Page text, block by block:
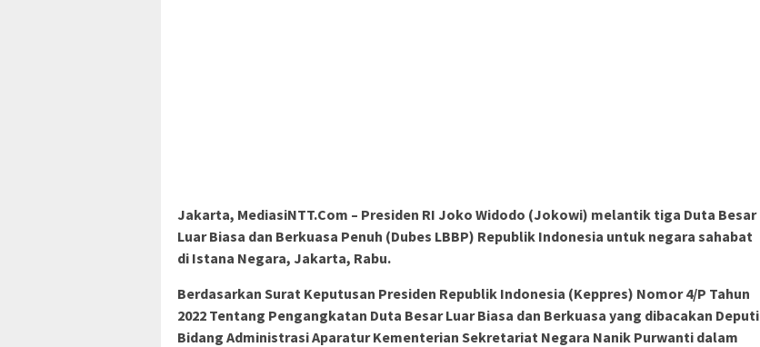
Jakarta, MediasiNTT.Com – Presiden RI Joko Widodo (Jokowi) melantik tiga Duta Besar
Luar Biasa dan Berkuasa Penuh (Dubes LBBP) Republik Indonesia untuk negara sahabat
di Istana Negara, Jakarta, Rabu.
Berdasarkan Surat Keputusan Presiden Republik Indonesia (Keppres) Nomor 4/P Tahun
2022 Tentang Pengangkatan Duta Besar Luar Biasa dan Berkuasa yang dibacakan Deputi
Bidang Administrasi Aparatur Kementerian Sekretariat Negara Nanik Purwanti dalam